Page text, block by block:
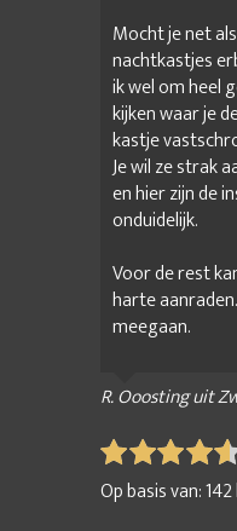
Mocht je net
nachtkastjes
ik wel om heel
kijken waar je
kastje
Je wil ze strak
en hier zijn de
onduidelijk.
Voor de rest
harte
meegaan.
R. Ooosting uit
Op basis van:142